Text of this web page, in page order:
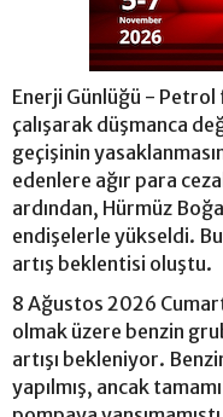
Enerji Günlüğü -
çalışarak düşmanca
geçişinin
edenlere ağır para
ardından, Hürmüz
endişelerle yükseldi.
artış beklentisi oluştu.
8 Ağustos 2026
olmak üzere benzin
artışı bekleniyor.
yapılmış, ancak